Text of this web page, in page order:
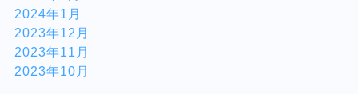
2024年1月
2023年12月
2023年11月
2023年10月